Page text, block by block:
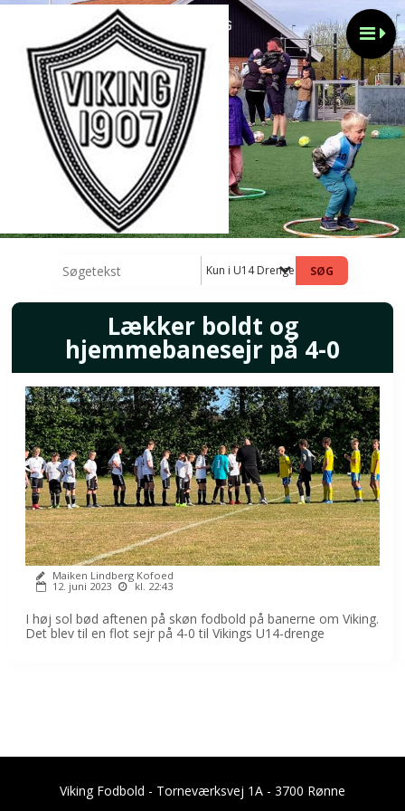
Kun i U14 Drenge nyheder
Lækker boldt og
hjemmebanesejr på 4-0
Maiken Lindberg Kofoed
12. juni 2023
kl. 22:43
I høj sol bød aftenen på skøn fodbold på banerne om Viking.
Det blev til en flot sejr på 4-0 til Vikings U14-drenge
Viking Fodbold - Torneværksvej 1A - 3700 Rønne